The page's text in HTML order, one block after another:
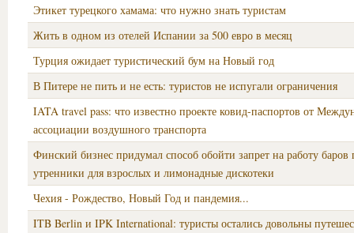
Этикет турецкого хамама: что нужно знать туристам
Жить в одном из отелей Испании за 500 евро в месяц
Турция ожидает туристический бум на Новый год
В Питере не пить и не есть: туристов не испугали ограничения
IATA travel pass: что известно проекте ковид-паспортов от
ассоциации воздушного транспорта
Финский бизнес придумал способ обойти запрет на работу
утренники для взрослых и лимонадные дискотеки
Чехия - Рождество, Новый Год и пандемия...
ITB Berlin и IPK International: туристы остались довольны